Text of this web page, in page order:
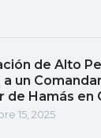
de Alto
un
de Hamás en
15, 2025